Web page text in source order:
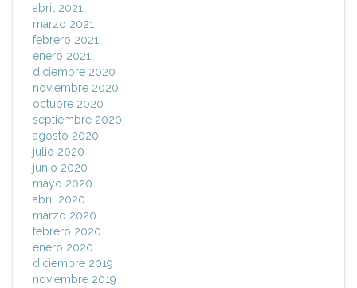
abril 2021
marzo 2021
febrero 2021
enero 2021
diciembre 2020
noviembre 2020
octubre 2020
septiembre 2020
agosto 2020
julio 2020
junio 2020
mayo 2020
abril 2020
marzo 2020
febrero 2020
enero 2020
diciembre 2019
noviembre 2019